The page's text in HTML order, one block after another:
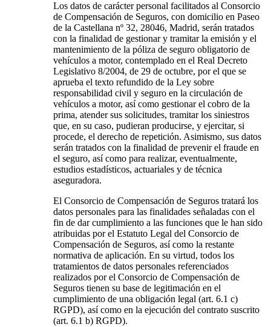
Los datos de carácter personal facilitados al Consorcio
de Compensación de Seguros, con domicilio en Paseo
de la Castellana nº 32, 28046, Madrid, serán tratados
con la finalidad de gestionar y tramitar la emisión y el
mantenimiento de la póliza de seguro obligatorio de
vehículos a motor, contemplado en el Real Decreto
Legislativo 8/2004, de 29 de octubre, por el que se
aprueba el texto refundido de la Ley sobre
responsabilidad civil y seguro en la circulación de
vehículos a motor, así como gestionar el cobro de la
prima, atender sus solicitudes, tramitar los siniestros
que, en su caso, pudieran producirse, y ejercitar, si
procede, el derecho de repetición. Asimismo, sus datos
serán tratados con la finalidad de prevenir el fraude en
el seguro, así como para realizar, eventualmente,
estudios estadísticos, actuariales y de técnica
aseguradora.
El Consorcio de Compensación de Seguros tratará los
datos personales para las finalidades señaladas con el
fin de dar cumplimiento a las funciones que le han sido
atribuidas por el Estatuto Legal del Consorcio de
Compensación de Seguros, así como la restante
normativa de aplicación. En su virtud, todos los
tratamientos de datos personales referenciados
realizados por el Consorcio de Compensación de
Seguros tienen su base de legitimación en el
cumplimiento de una obligación legal (art. 6.1 c)
RGPD), así como en la ejecución del contrato suscrito
(art. 6.1 b) RGPD).